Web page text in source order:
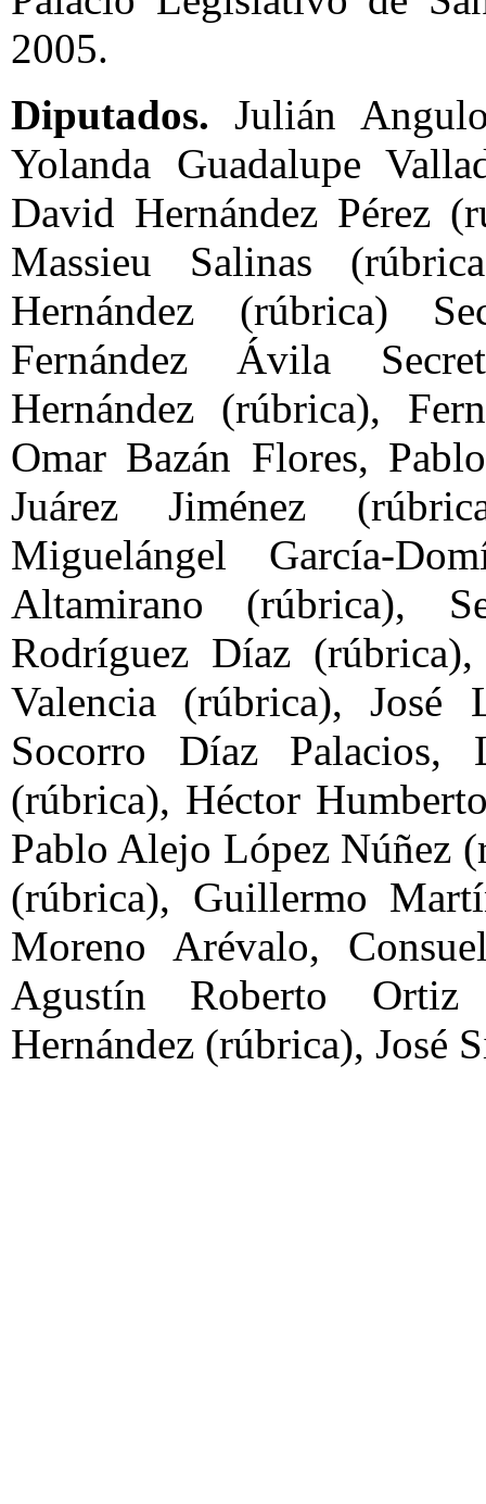
2005.
Diputados. Julián
Yolanda Guadalupe
David Hernández Pérez
Massieu Salinas
Hernández (rúbrica)
Fernández Ávila
Hernández (rúbrica),
Omar Bazán Flores,
Juárez Jiménez
Miguelángel García-
Altamirano (rúbrica),
Rodríguez Díaz
Valencia (rúbrica), José
Socorro Díaz Palacios,
(rúbrica), Héctor
Pablo Alejo López Núñez
(rúbrica), Guillermo
Moreno Arévalo,
Agustín Roberto Ortiz
Hernández (rúbrica), José